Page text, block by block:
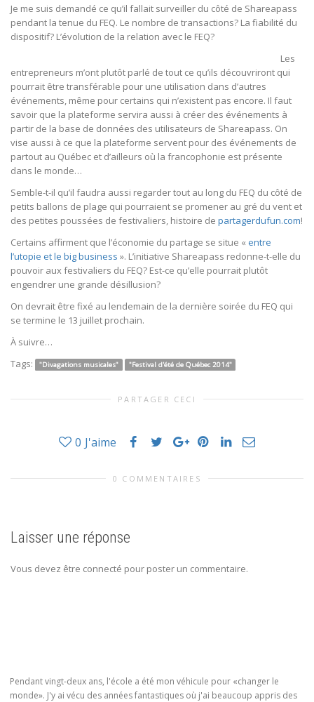
Je me suis demandé ce qu’il fallait surveiller du côté de Shareapass
pendant la tenue du FEQ. Le nombre de transactions? La fiabilité du
dispositif? L’évolution de la relation avec le FEQ?
Les
entrepreneurs m’ont plutôt parlé de tout ce qu’ils découvriront qui
pourrait être transférable pour une utilisation dans d’autres
événements, même pour certains qui n’existent pas encore. Il faut
savoir que la plateforme servira aussi à créer des événements à
partir de la base de données des utilisateurs de Shareapass. On
vise aussi à ce que la plateforme servent pour des événements de
partout au Québec et d’ailleurs où la francophonie est présente
dans le monde…
Semble-t-il qu’il faudra aussi regarder tout au long du FEQ du côté de
petits ballons de plage qui pourraient se promener au gré du vent et
des petites poussées de festivaliers, histoire de partagerdufun.com!
Certains affirment que l’économie du partage se situe « entre
l’utopie et le big business ». L’initiative Shareapass redonne-t-elle du
pouvoir aux festivaliers du FEQ? Est-ce qu’elle pourrait plutôt
engendrer une grande désillusion?
On devrait être fixé au lendemain de la dernière soirée du FEQ qui
se termine le 13 juillet prochain.
À suivre…
Tags:
"Divagations musicales" "Festival d'été de Québec 2014"
PARTAGER CECI
0 J'aime
0 COMMENTAIRES
Laisser une réponse
Vous devez être connecté pour poster un commentaire.
Pendant vingt-deux ans, l'école a été mon véhicule pour «changer le
monde». J'y ai vécu des années fantastiques où j'ai beaucoup appris des